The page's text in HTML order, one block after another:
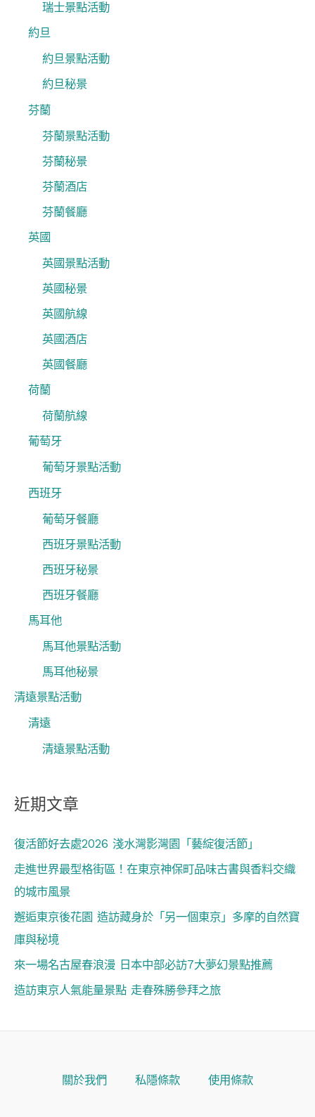
瑞士景點活動
約旦
約旦景點活動
約旦秘景
芬蘭
芬蘭景點活動
芬蘭秘景
芬蘭酒店
芬蘭餐廳
英國
英國景點活動
英國秘景
英國航線
英國酒店
英國餐廳
荷蘭
荷蘭航線
葡萄牙
葡萄牙景點活動
西班牙
葡萄牙餐廳
西班牙景點活動
西班牙秘景
西班牙餐廳
馬耳他
馬耳他景點活動
馬耳他秘景
清遠景點活動
清遠
清遠景點活動
近期文章
復活節好去處2026 淺水灣影灣園「藝綻復活節」
走進世界最型格街區！在東京神保町品味古書與香料交織
的城市風景
邂逅東京後花園 造訪藏身於「另一個東京」多摩的自然寶
庫與秘境
來一場名古屋春浪漫 日本中部必訪7大夢幻景點推薦
造訪東京人氣能量景點 走春殊勝參拜之旅
關於我們 私隱條款 使用條款